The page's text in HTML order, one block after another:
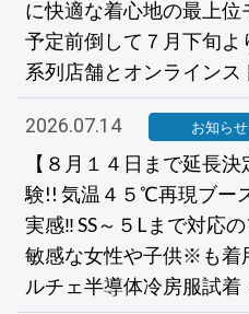
に快適な着心地の最上
予定前倒して７月下旬
系列店舗とオンラインス
2026.07.14 お知らせ
【８月１４日まで延長
験!! 気温４５℃再現ブー
実感‼ SS～５Lまで対応
敏感な女性や子供※も着
ルチェ半導体冷房服試着